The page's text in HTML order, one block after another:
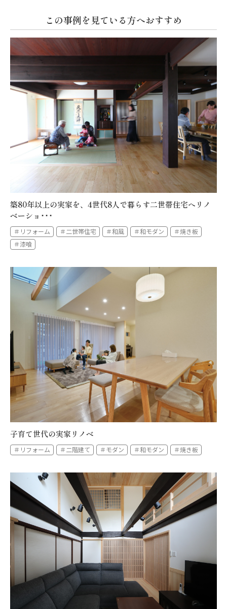
この事例を見ている方へおすすめ
築80年以上の実家を、4世代8人で暮らす二世帯住宅へリノ
ベーショ･･･
＃リフォーム ＃二世帯住宅 ＃和風 ＃和モダン
＃焼き板
＃漆喰
子育て世代の実家リノベ
＃リフォーム ＃二階建て ＃モダン ＃和モダン ＃焼き板